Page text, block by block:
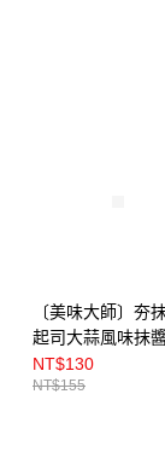
〔美味大師〕夯
起司大蒜風味抹
220g
NT$130
NT$155